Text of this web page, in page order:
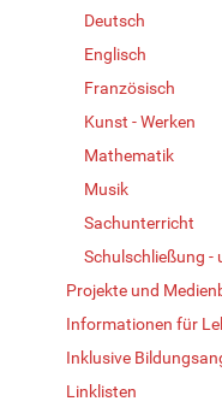
Deutsch
Englisch
Französisch
Kunst - Werken
Mathematik
Musik
Sachunterricht
Schulschließung -
Projekte und
Informationen für
Inklusive
Linklisten